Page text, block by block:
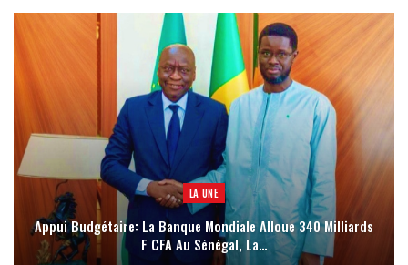
LA UNE
Appui Budgétaire: La Banque Mondiale Alloue 340 Milliards
F CFA Au Sénégal, La…